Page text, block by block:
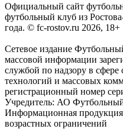
Официальный сайт
футбольный клуб из
года. © fc-rostov.ru 2026, 18+
Сетевое издание
массовой информации
службой по надзору в
технологий и массовых
регистрационный номер
Учредитель: АО
Информационная продукция
возрастных ограничений